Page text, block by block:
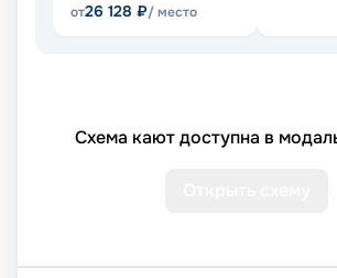
от26 128 ₽/ место
Схема кают доступна в